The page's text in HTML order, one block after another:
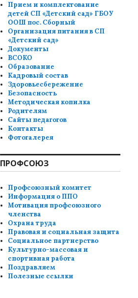
Прием и комплектование
детей СП «Детский сад» ГБОУ
ООШ пос. Сборный
Организация питания в СП
«Детский сад»
Документы
ВСОКО
Образование
Кадровый состав
Здоровьесбережение
Безопасность
Методическая копилка
Родителям
Сайты педагогов
Контакты
Фотогалерея
ПРОФСОЮЗ
Профсоюзный комитет
Информация о ППО
Мотивация профсоюзного
членства
Охрана труда
Правовая и социальная защита
Социальное партнерство
Культурно-массовая и
спортивная работа
Поздравляем
Полезные ссылки